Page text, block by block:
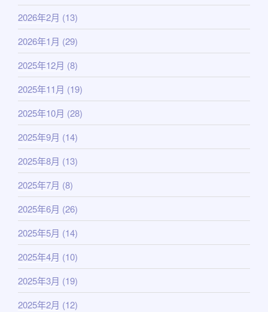
2026年2月 (13)
2026年1月 (29)
2025年12月 (8)
2025年11月 (19)
2025年10月 (28)
2025年9月 (14)
2025年8月 (13)
2025年7月 (8)
2025年6月 (26)
2025年5月 (14)
2025年4月 (10)
2025年3月 (19)
2025年2月 (12)